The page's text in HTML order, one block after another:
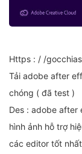
Https : / /
Tải adobe after
chóng ( đã test )
Des : adobe after
hình ảnh hỗ trợ
các editor tốt